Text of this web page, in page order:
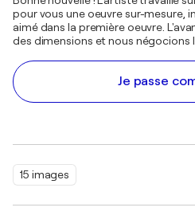
15 images
pour vous une oeuvre sur-mesure,
aimé dans la première oeuvre.
des dimensions et nous négocions
Je passe